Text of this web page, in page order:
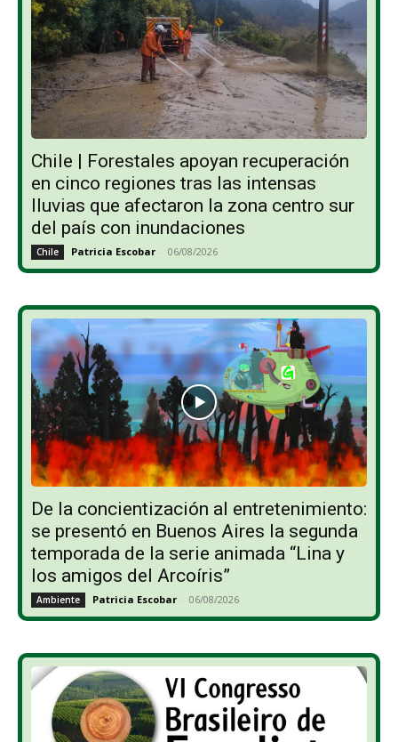
Chile | Forestales apoyan recuperación
en cinco regiones tras las intensas
lluvias que afectaron la zona centro sur
del país con inundaciones
Chile Patricia Escobar - 06/08/2026
De la concientización al entretenimiento:
se presentó en Buenos Aires la segunda
temporada de la serie animada “Lina y
los amigos del Arcoíris”
Ambiente Patricia Escobar - 06/08/2026